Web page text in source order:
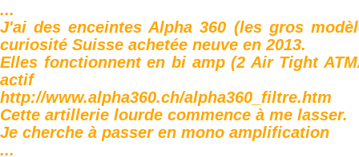
...
J'ai des enceintes Alpha 360 (les gros
curiosité Suisse achetée neuve en 2013.
Elles fonctionnent en bi amp (2 Air Tight
actif
http://www.alpha360.ch/alpha360_filtre.htm
Cette artillerie lourde commence à me lasser.
Je cherche à passer en mono amplification
...